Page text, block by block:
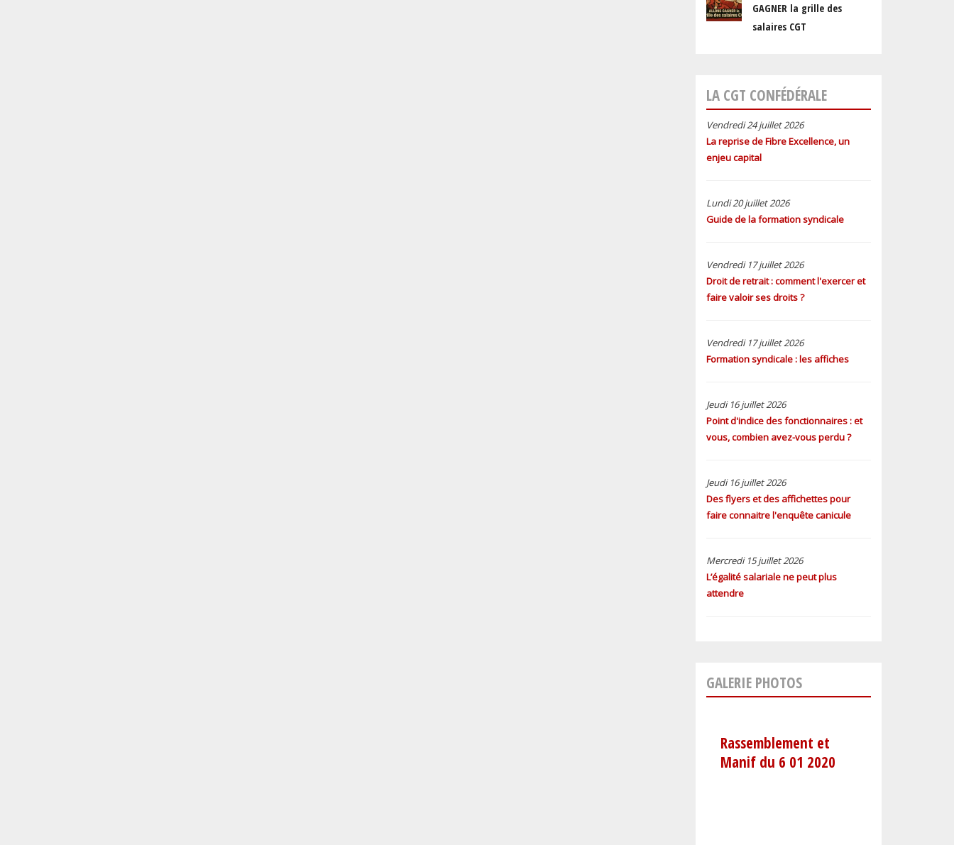
GAGNER la grille des
salaires CGT
LA CGT CONFÉDÉRALE
Vendredi 24 juillet 2026
La reprise de Fibre Excellence, un
enjeu capital
Lundi 20 juillet 2026
Guide de la formation syndicale
Vendredi 17 juillet 2026
Droit de retrait : comment l'exercer et
faire valoir ses droits ?
Vendredi 17 juillet 2026
Formation syndicale : les affiches
Jeudi 16 juillet 2026
Point d'indice des fonctionnaires : et
vous, combien avez-vous perdu ?
Jeudi 16 juillet 2026
Des flyers et des affichettes pour
faire connaitre l'enquête canicule
Mercredi 15 juillet 2026
L’égalité salariale ne peut plus
attendre
GALERIE PHOTOS
Rassemblement et
Manif du 6 01 2020